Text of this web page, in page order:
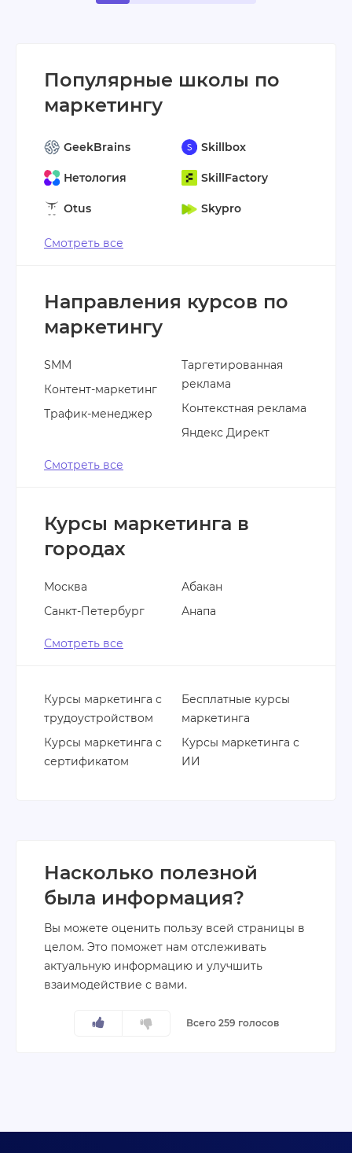
Популярные школы по
маркетингу
GeekBrains
Нетология
Otus
Skillbox
SkillFactory
Skypro
Смотреть все
Направления курсов по
маркетингу
SMM
Контент-маркетинг
Трафик-менеджер
Таргетированная
реклама
Контекстная реклама
Яндекс Директ
Смотреть все
Курсы маркетинга в
городах
Москва
Санкт-Петербург
Абакан
Анапа
Смотреть все
Курсы маркетинга с
трудоустройством
Курсы маркетинга с
сертификатом
Бесплатные курсы
маркетинга
Курсы маркетинга с
ИИ
Насколько полезной
была информация?
Вы можете оценить пользу всей страницы в
целом. Это поможет нам отслеживать
актуальную информацию и улучшить
взаимодействие с вами.
Всего 259 голосов